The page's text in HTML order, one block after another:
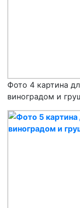
Фото 4 картина
виноградом и